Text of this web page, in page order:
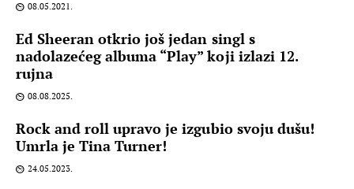
08.05.2021.
Ed Sheeran otkrio još jedan singl s
nadolazećeg albuma “Play” koji izlazi 12.
rujna
08.08.2025.
Rock and roll upravo je izgubio svoju dušu!
Umrla je Tina Turner!
24.05.2023.